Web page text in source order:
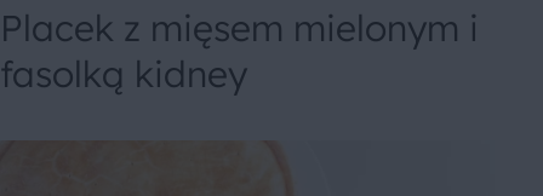
Placek z mięsem mielonym i
fasolką kidney